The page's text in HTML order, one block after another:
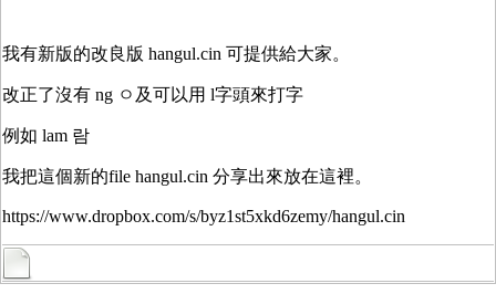
我有新版的改良版 hangul.cin 可提供給大家。
改正了沒有 ng ㅇ及可以用 l字頭來打字
例如 lam 람
我把這個新的file hangul.cin 分享出來放在這裡。
https://www.dropbox.com/s/byz1st5xkd6zemy/hangul.cin